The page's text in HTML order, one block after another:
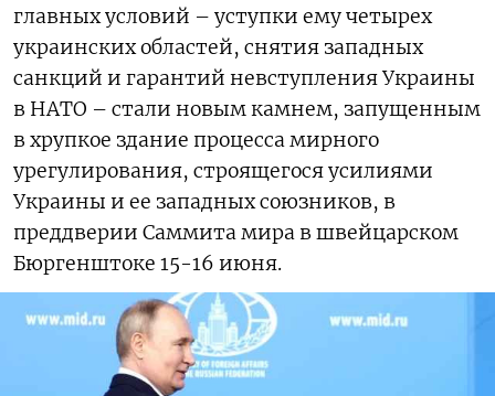
главных условий – уступки ему четырех
украинских областей, снятия западных
санкций и гарантий невступления Украины
в НАТО – стали новым камнем, запущенным
в хрупкое здание процесса мирного
урегулирования, строящегося усилиями
Украины и ее западных союзников, в
преддверии Саммита мира в швейцарском
Бюргенштоке 15-16 июня.